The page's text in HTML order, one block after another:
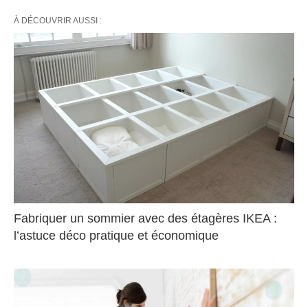
À DÉCOUVRIR AUSSI :
Fabriquer un sommier avec des étagères IKEA :
l’astuce déco pratique et économique